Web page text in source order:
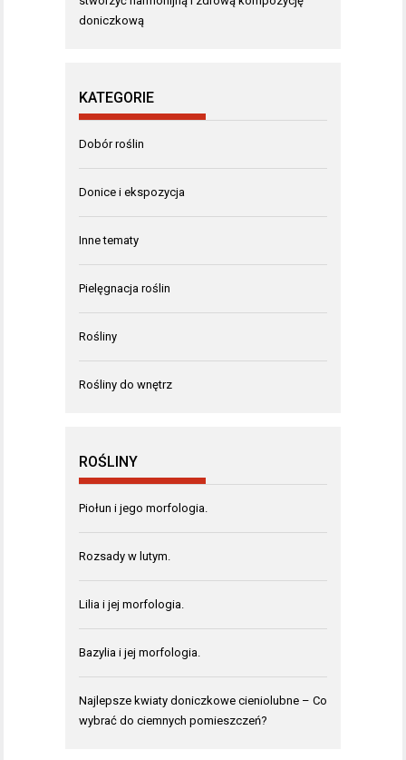
doniczkową
KATEGORIE
Dobór roślin
Donice i ekspozycja
Inne tematy
Pielęgnacja roślin
Rośliny
Rośliny do wnętrz
ROŚLINY
Piołun i jego morfologia.
Rozsady w lutym.
Lilia i jej morfologia.
Bazylia i jej morfologia.
Najlepsze kwiaty doniczkowe cieniolubne – Co
wybrać do ciemnych pomieszczeń?